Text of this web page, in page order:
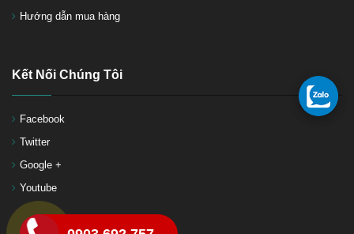
Hướng dẫn mua hàng
Kết Nối Chúng Tôi
Facebook
Twitter
Google +
Youtube